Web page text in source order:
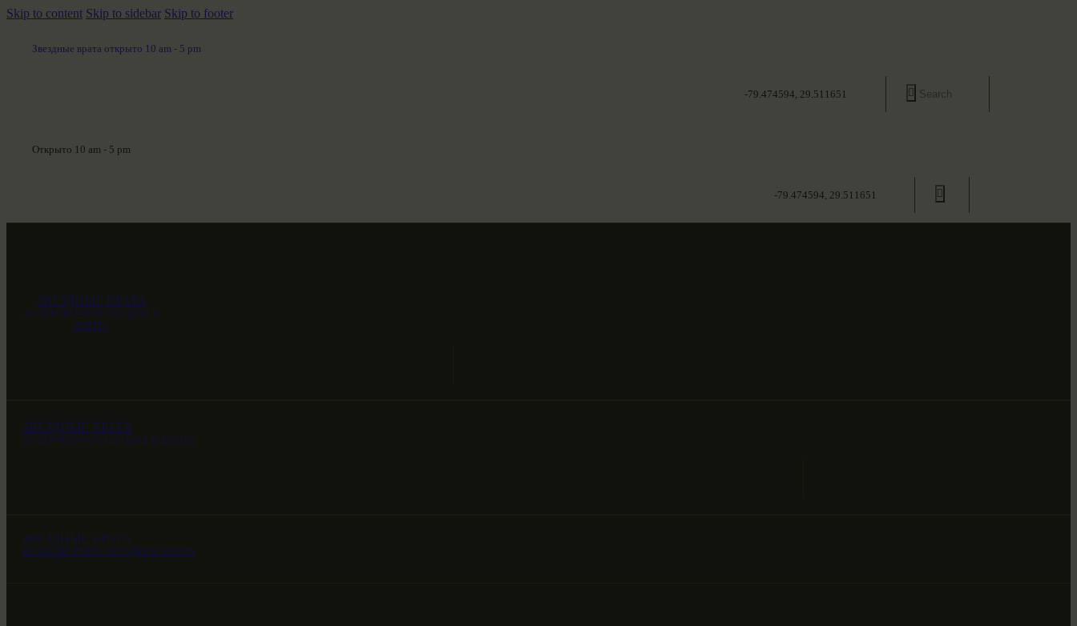
Skip to content Skip to sidebar Skip to footer
Звездные врата открыто 10 am - 5 pm
-79.474594, 29.511651
Открыто 10 am - 5 pm
-79.474594, 29.511651
ЗВЕЗДНЫЕ ВРАТА
НАШ МИР ВЧЕРА СЕГОДНЯ И
ЗАВТРА
ЗВЕЗДНЫЕ ВРАТА
НАШ МИР ВЧЕРА СЕГОДНЯ И ЗАВТРА
ЗВЕЗДНЫЕ ВРАТА
НАШ МИР ВЧЕРА СЕГОДНЯ И ЗАВТРА